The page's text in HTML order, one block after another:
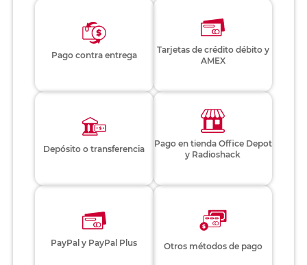
Pago contra entrega
Tarjetas de crédito débito y
AMEX
Depósito o transferencia
Pago en tienda Office Depot
y Radioshack
PayPal y PayPal Plus Otros métodos de pago